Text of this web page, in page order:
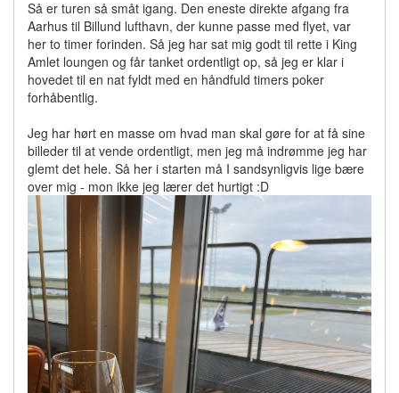
Så er turen så småt igang. Den eneste direkte afgang fra
Aarhus til Billund lufthavn, der kunne passe med flyet, var
her to timer forinden. Så jeg har sat mig godt til rette i King
Amlet loungen og får tanket ordentligt op, så jeg er klar i
hovedet til en nat fyldt med en håndfuld timers poker
forhåbentlig.
Jeg har hørt en masse om hvad man skal gøre for at få sine
billeder til at vende ordentligt, men jeg må indrømme jeg har
glemt det hele. Så her i starten må I sandsynligvis lige bære
over mig - mon ikke jeg lærer det hurtigt :D